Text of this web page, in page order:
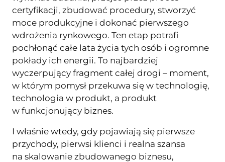
certyfikacji, zbudować procedury, stworzyć
moce produkcyjne i dokonać pierwszego
wdrożenia rynkowego. Ten etap potrafi
pochłonąć całe lata życia tych osób i ogromne
pokłady ich energii. To najbardziej
wyczerpujący fragment całej drogi – moment,
w którym pomysł przekuwa się w technologię,
technologia w produkt, a produkt
w funkcjonujący biznes.
I właśnie wtedy, gdy pojawiają się pierwsze
przychody, pierwsi klienci i realna szansa
na skalowanie zbudowanego biznesu,